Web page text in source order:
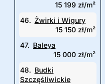
15 199 zł/m²
46. Żwirki i Wigury
15 150 zł/m²
47. Baleya
15 000 zł/m²
48. Budki
Szczęśliwickie